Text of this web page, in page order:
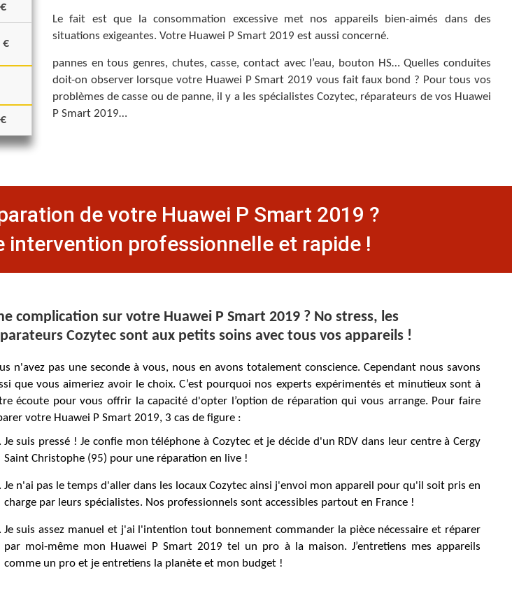
€
Le fait est que la consommation excessive met nos appareils bien-aimés dans des
situations exigeantes. Votre Huawei P Smart 2019 est aussi concerné.
pannes en tous genres, chutes, casse, contact avec l’eau, bouton HS… Quelles conduites
doit-on observer lorsque votre Huawei P Smart 2019 vous fait faux bond ? Pour tous vos
problèmes de casse ou de panne, il y a les spécialistes Cozytec, réparateurs de vos Huawei
P Smart 2019…
de votre Huawei P Smart 2019 ?
intervention professionnelle et rapide !
complication sur votre Huawei P Smart 2019 ? No stress, les
Cozytec sont aux petits soins avec tous vos appareils !
n'avez pas une seconde à vous, nous en avons totalement conscience. Cependant nous savons
que vous aimeriez avoir le choix. C’est pourquoi nos experts expérimentés et minutieux sont à
écoute pour vous offrir la capacité d'opter l’option de réparation qui vous arrange. Pour faire
votre Huawei P Smart 2019, 3 cas de figure :
Je suis pressé ! Je confie mon téléphone à Cozytec et je décide d'un RDV dans leur centre à Cergy
Saint Christophe (95) pour une réparation en live !
Je n'ai pas le temps d'aller dans les locaux Cozytec ainsi j'envoi mon appareil pour qu'il soit pris en
charge par leurs spécialistes. Nos professionnels sont accessibles partout en France !
Je suis assez manuel et j'ai l'intention tout bonnement commander la pièce nécessaire et réparer
par moi-même mon Huawei P Smart 2019 tel un pro à la maison. J’entretiens mes appareils
comme un pro et je entretiens la planète et mon budget !